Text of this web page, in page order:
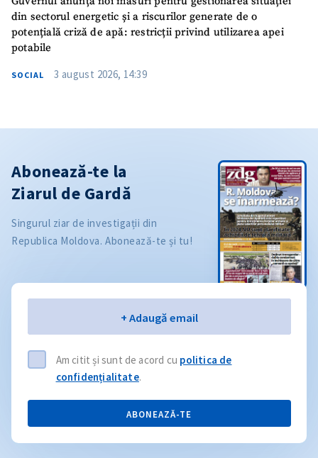
din sectorul energetic și a riscurilor generate de o
potențială criză de apă: restricții privind utilizarea apei
potabile
SOCIAL 3 august 2026, 14:39
Abonează-te la
Ziarul de Gardă
Singurul ziar de investigații din
Republica Moldova. Abonează-te și tu!
+ Adaugă email
Am citit și sunt de acord cu politica de
confidențialitate.
ABONEAZĂ-TE